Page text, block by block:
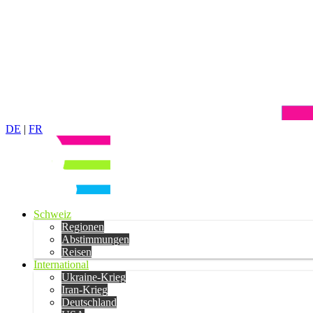
DE | FR
Schweiz
Regionen
Abstimmungen
Reisen
International
Ukraine-Krieg
Iran-Krieg
Deutschland